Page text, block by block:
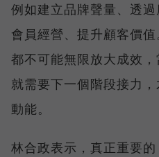
例如建立品牌聲量、透
會員經營、提升顧客價
都不可能無限放大成效，
就需要下一個階段接力
動能。
林合政表示，真正重要